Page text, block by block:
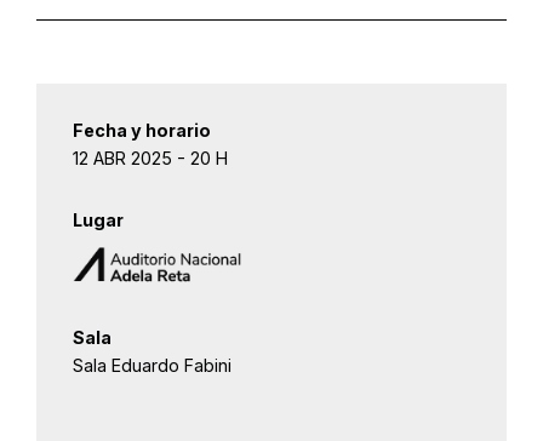
Fecha y horario
12 ABR 2025 - 20 H
Lugar
Sala
Sala Eduardo Fabini